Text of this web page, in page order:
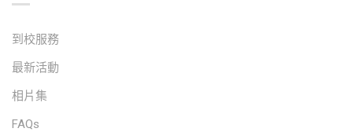
到校服務
最新活動
相片集
FAQs